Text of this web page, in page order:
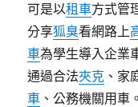
可是以租車方式管
分享狐臭看網路上
車為學生導入企業
通過合法夾克 、家
車 、公務機關用車。